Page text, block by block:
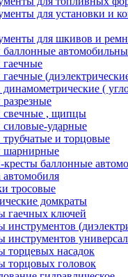
для установки и
для шкивов и
(
, щипцы
ударные
и торцовые
шарнирные
баллонные
автомобиля
тросовые
домкраты
гаечных ключей
инструментов
инструментов
торцевых насадок
торцовых головок